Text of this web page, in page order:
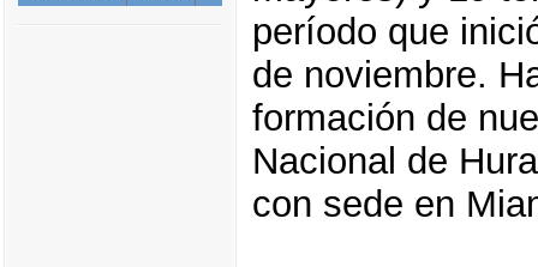
período que
de noviembre.
formación de
Nacional de
con sede en